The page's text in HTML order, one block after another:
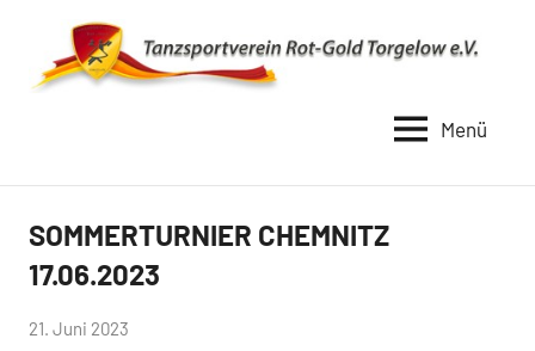
springen
Rot
Gold
Torgelow
Menü
Uncategorized
SOMMERTURNIER CHEMNITZ
17.06.2023
von
21. Juni 2023